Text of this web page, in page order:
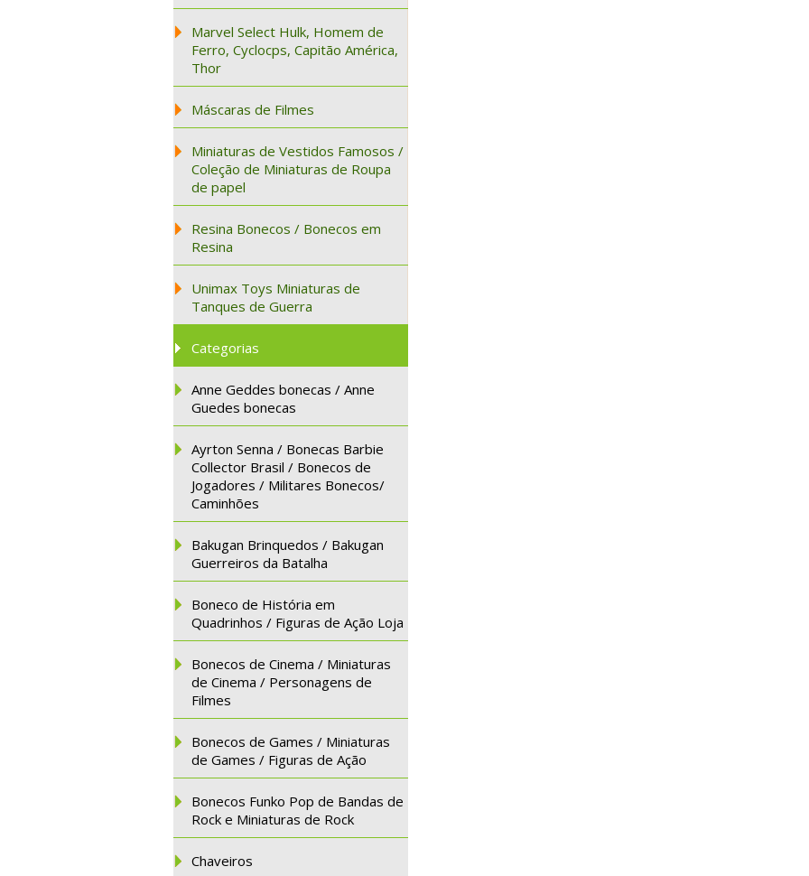
Marvel Select Hulk, Homem de
Ferro, Cyclocps, Capitão América,
Thor
Máscaras de Filmes
Miniaturas de Vestidos Famosos /
Coleção de Miniaturas de Roupa
de papel
Resina Bonecos / Bonecos em
Resina
Unimax Toys Miniaturas de
Tanques de Guerra
Categorias
Anne Geddes bonecas / Anne
Guedes bonecas
Ayrton Senna / Bonecas Barbie
Collector Brasil / Bonecos de
Jogadores / Militares Bonecos/
Caminhões
Bakugan Brinquedos / Bakugan
Guerreiros da Batalha
Boneco de História em
Quadrinhos / Figuras de Ação Loja
Bonecos de Cinema / Miniaturas
de Cinema / Personagens de
Filmes
Bonecos de Games / Miniaturas
de Games / Figuras de Ação
Bonecos Funko Pop de Bandas de
Rock e Miniaturas de Rock
Chaveiros